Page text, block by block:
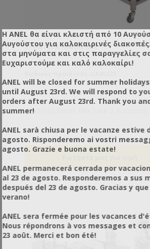
ΕΤΙΚΕΤΈΖΑ NINON MIX
Ετικετέζα Ninon Mix 2 και 2 Αυτόματη
Η ANEL θα είναι κλειστή από 10
Αυγούστου για καλοκαιρινές
στα μηνύματα και στις παραγγελίες
Ευχαριστούμε και καλό καλοκαίρι!
ANEL will be closed for summer
until August 23rd. We will respond to
orders after August 23rd. Thank you
summer!
ANEL sarà chiusa per le vacanze estive
agosto. Risponderemo ai vostri
agosto. Grazie e buona estate!
ANEL permanecerá cerrada por
al 23 de agosto. Responderemos a sus
después del 23 de agosto. Gracias y
verano!
ANEL sera fermée pour les vacances
Nous répondrons à vos messages et
23 août. Merci et bon été!